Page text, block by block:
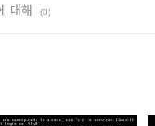
대해 (0)